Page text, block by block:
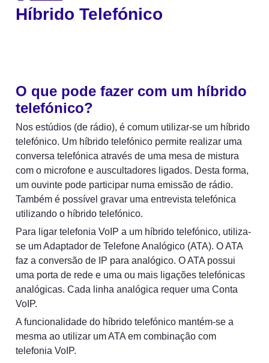
Híbrido Telefónico
O que pode fazer com um híbrido
telefónico?
Nos estúdios (de rádio), é comum utilizar-se um híbrido
telefónico. Um híbrido telefónico permite realizar uma
conversa telefónica através de uma mesa de mistura
com o microfone e auscultadores ligados. Desta forma,
um ouvinte pode participar numa emissão de rádio.
Também é possível gravar uma entrevista telefónica
utilizando o híbrido telefónico.
Para ligar telefonia VoIP a um híbrido telefónico, utiliza-
se um Adaptador de Telefone Analógico (ATA). O ATA
faz a conversão de IP para analógico. O ATA possui
uma porta de rede e uma ou mais ligações telefónicas
analógicas. Cada linha analógica requer uma Conta
VoIP.
A funcionalidade do híbrido telefónico mantém-se a
mesma ao utilizar um ATA em combinação com
telefonia VoIP.